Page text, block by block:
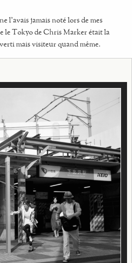
l’avais jamais noté lors de mes
le Tokyo de Chris Marker était la
mais visiteur quand même.